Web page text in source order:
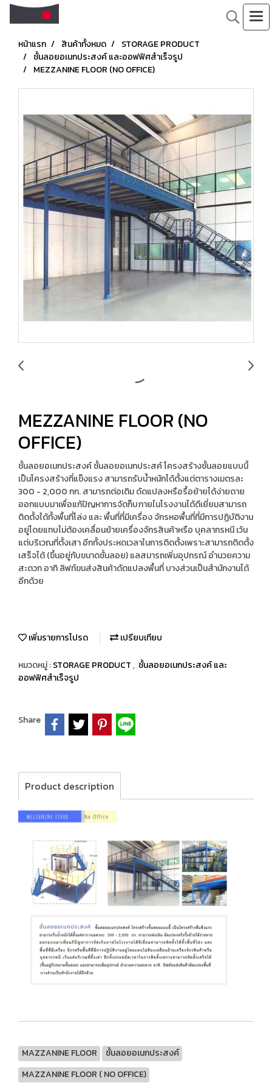
หน้าแรก สินค้าทั้งหมด
STORAGE PRODUCT
ชั้นลอยอเนกประสงค์ และออฟฟิศสำเร็จรูป
MEZZANINE FLOOR (NO OFFICE)
MEZZANINE FLOOR (NO
OFFICE)
ชั้นลอยอเนกประสงค์ ชั้นลอยอเนกประสค์ โครงสร้างชั้นลอยแบบนี้
เป็นโครงสร้างที่แข็งแรง สามารถรับน้ำหนักได้ตั้งแต่ตารางเมตรละ
300 - 2,000 กก. สามารถต่อเติม ดัดแปลงหรือรื้อย้ายได้ง่ายดาย
ออกแบบมาเพื่อแก้ปัญหาการจัดก็บภายในโรงงานได้ดีเยี่ยมสามารถ
ติดตั้งได้ทั้งพื้นที่โล่ง และ พื้นที่ที่มีเครื่อง จักรหอพื้นที่ที่มีการปฏิบัติงาน
อยู่โดยแทบไม่ต้องเคลื่อนย้ายเครื่องจักรสินค้าหรือ บุคลากรหนี เว้น
แต่บริเวณที่ตั้งเสา อีกทั้งประหดเวลาในการติดตั้งเพราะสามารถติดตั้ง
เสร็จได้ (ขึ้นอยู่กับขนาดชั้นลอย) แลสมารถเพิ่มอุปกรณ์ อำนวยความ
สะดวก อาทิ ลิฟท์ขนส่งสินค้าดัดแปลงพื้นที่ บางส่วนเป็นสำนักงานได้
อีกด้วย
เพิ่มรายการโปรด เปรียบเทียบ
หมวดหมู่ :STORAGE PRODUCT, ชั้นลอยอเนกประสงค์ และ
ออฟฟิศสำเร็จรูป
Share
Product description
MAZZANINE FLOOR
ชั้นลอยอเนกประสงค์
MAZZANINE FLOOR ( NO OFFICE)